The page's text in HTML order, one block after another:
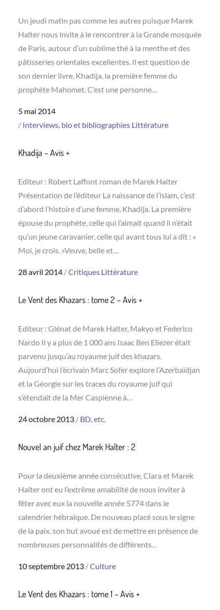
Un jeudi matin pas comme les autres puisque Marek
Halter nous invite à le rencontrer à la Grande mosquée
de Paris, autour d’un sublime thé à la menthe et des
pâtisseries orientales excellentes. Il est question de
son dernier livre, Khadija, la première femme du
prophète Mahomet. C’est une personne…
Posted
on
5 mai 2014
Interviews, bio et bibliographies Littérature
Khadija – Avis +
Editeur : Robert Laffont roman de Marek Halter
Présentation de l’éditeur La naissance de l’islam, c’est
d’abord l’histoire d’une femme, Khadija. La première
épouse du prophète, celle qui l’aimait quand il n’était
qu’un jeune caravanier, celle qui avant tous lui a dit : «
Moi, je crois. »Veuve, belle et…
Posted
28 avril 2014 Critiques Littérature
Le Vent des Khazars : tome 2 – Avis +
Editeur : Glénat de Marek Halter, Makyo et Federico
Nardo Il y a plus de 1 000 ans Isaac Ben Eliezer était
parvenu jusqu’au royaume juif des khazars.
Aujourd’hui l’écrivain Marc Sofer explore l’Azerbaïdjan
et la Géorgie sur les traces du royaume juif qui
s’étendait de la Mer Caspienne à…
Posted
24 octobre 2013 BD, etc.
Nouvel an juif chez Marek Halter : 2
Pour la deuxième année consécutive, Clara et Marek
Halter ont eu l’extrême amabilité de nous inviter à
fêter avec eux la nouvelle année 5774 dans le
calendrier hébraïque. De nouveau placé sous le signe
de la paix, son but avoué est de mettre en présence de
nombreuses personnalités de différents…
Posted
10 septembre 2013 Culture
Le Vent des Khazars : tome 1 – Avis +